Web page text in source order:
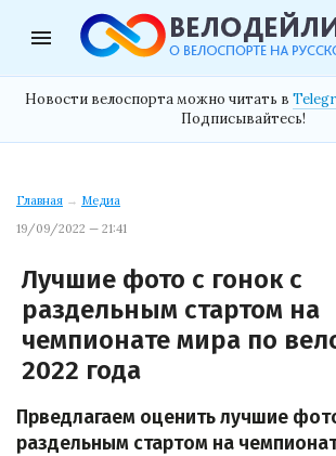
menu
Новости велоспорта можно читать в
Подписывайтесь!
Главная → Медиа
19/09/2022 — 21:41
Лучшие фото с гонок с
раздельным стартом на
чемпионате мира по
2022 года
Прведлагаем оценить лучшие
раздельным стартом на